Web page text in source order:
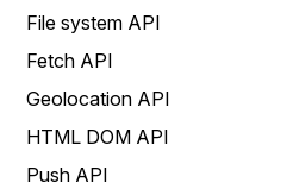
File system API
Fetch API
Geolocation API
HTML DOM API
Push API